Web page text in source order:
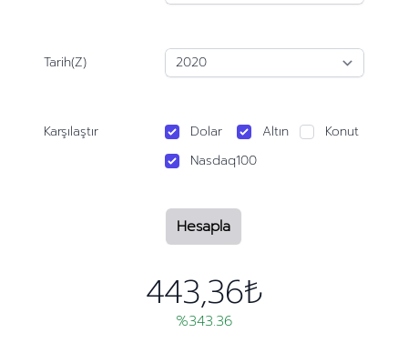
Tarih(Z)
Karşılaştır Dolar Altın
Konut
Nasdaq100
Hesapla
443,36₺
%343.36